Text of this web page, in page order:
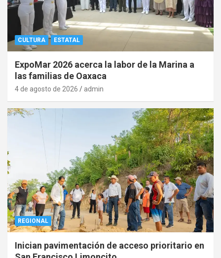
CULTURA ESTATAL
ExpoMar 2026 acerca la labor de la Marina a
las familias de Oaxaca
4 de agosto de 2026 admin
REGIONAL
Inician pavimentación de acceso prioritario en